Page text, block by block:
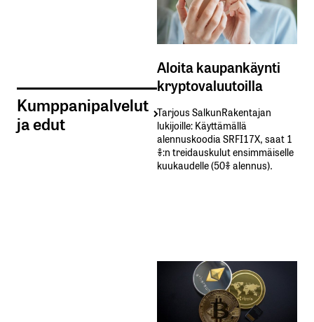
Kumppanipalvelut
ja edut
Aloita kaupankäynti
kryptovaluutoilla
Tarjous SalkunRakentajan
lukijoille: Käyttämällä​ ​
alennuskoodia​ ​SRFI17X,​ ​saat​ ​1
%:n treidauskulut​ ​ensimmäiselle​ ​
kuukaudelle​ ​(50%​ ​alennus).